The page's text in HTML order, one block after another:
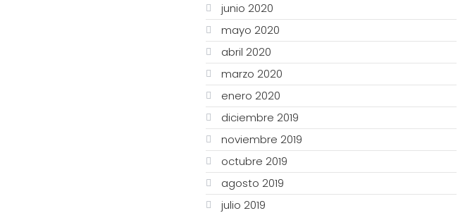
junio 2020
mayo 2020
abril 2020
marzo 2020
enero 2020
diciembre 2019
noviembre 2019
octubre 2019
agosto 2019
julio 2019